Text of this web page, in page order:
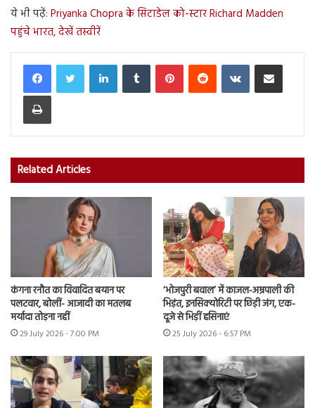
ये भी पढ़ें: Priyanka Chopra के सिटाडेल को-स्टार Richard Madden
पहुंचे भारत, देखें तस्वीरें
LinkedInTumblr PinterestReddit VKontakteShare via Email
Print
Related Articles
कंगना रनौत का विवादित बयान पर
पलटवार, बोलीं- आजादी का मतलब
मर्यादा तोड़ना नहीं
29 July 2026 - 7:00 PM
‘भोजपुरी बवाल’ में काजल-अम्रपाली की
भिड़ंत, इनसिक्योरिटी पर छिड़ी जंग, एक-
दूजे से भिड़ीं हसिनाएं
25 July 2026 - 6:57 PM